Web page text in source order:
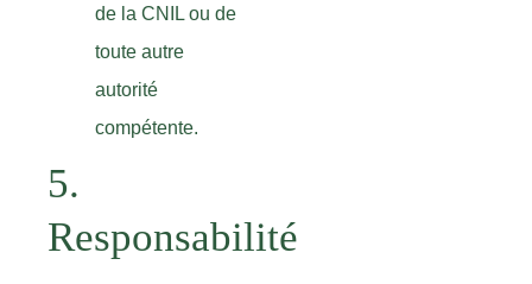
de la CNIL ou de
toute autre
autorité
compétente.
5.
Responsabilité